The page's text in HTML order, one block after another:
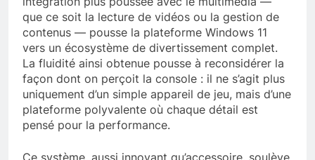
que ce soit la lecture de vidéos ou la gestion de
contenus — pousse la plateforme Windows 11
vers un écosystème de divertissement complet.
La fluidité ainsi obtenue pousse à reconsidérer la
façon dont on perçoit la console : il ne s’agit plus
uniquement d’un simple appareil de jeu, mais d’une
plateforme polyvalente où chaque détail est
pensé pour la performance.